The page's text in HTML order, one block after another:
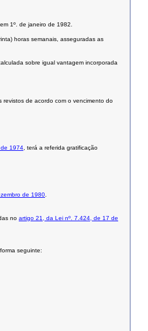
1º. de janeiro de 1982.
horas semanais, asseguradas as
sobre igual vantagem incorporada
revistos de acordo com o vencimento do
1974 , terá a referida gratificação
de 1980
no artigo 21, da Lei nº. 7.424, de 17 de
seguinte: